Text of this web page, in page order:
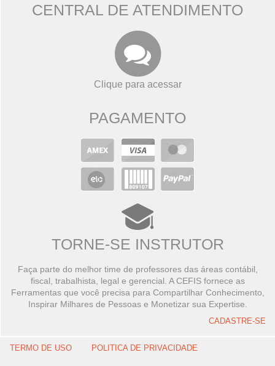
CENTRAL DE ATENDIMENTO
Clique para acessar
PAGAMENTO
TORNE-SE INSTRUTOR
Faça parte do melhor time de professores das áreas contábil,
fiscal, trabalhista, legal e gerencial. A CEFIS fornece as
Ferramentas que você precisa para Compartilhar Conhecimento,
Inspirar Milhares de Pessoas e Monetizar sua Expertise.
CADASTRE-SE
TERMO DE USO POLITICA DE PRIVACIDADE